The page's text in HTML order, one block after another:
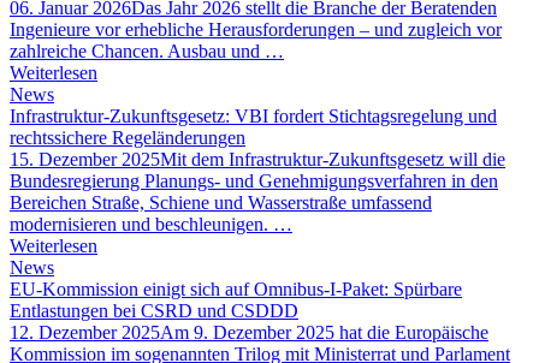
06. Januar 2026Das Jahr 2026 stellt die Branche der Beratenden
Ingenieure vor erhebliche Herausforderungen – und zugleich vor
zahlreiche Chancen. Ausbau und …
Weiterlesen
News
Infrastruktur-Zukunftsgesetz: VBI fordert Stichtagsregelung und
rechtssichere Regeländerungen
15. Dezember 2025Mit dem Infrastruktur-Zukunftsgesetz will die
Bundesregierung Planungs- und Genehmigungsverfahren in den
Bereichen Straße, Schiene und Wasserstraße umfassend
modernisieren und beschleunigen. …
Weiterlesen
News
EU-Kommission einigt sich auf Omnibus-I-Paket: Spürbare
Entlastungen bei CSRD und CSDDD
12. Dezember 2025Am 9. Dezember 2025 hat die Europäische
Kommission im sogenannten Trilog mit Ministerrat und Parlament